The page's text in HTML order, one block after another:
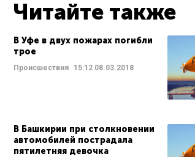
Читайте также
В Уфе в двух пожарах погибли
трое
Происшествия 15:12 08.03.2018
В Башкирии при столкновении
автомобилей пострадала
пятилетняя девочка